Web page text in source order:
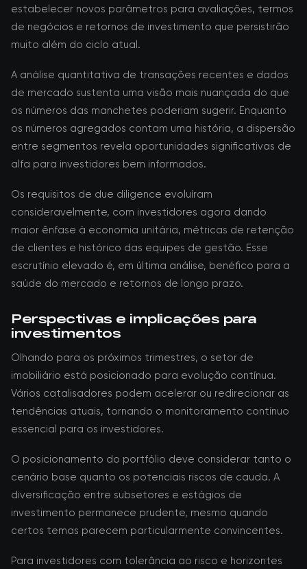
estabelecer novos parâmetros para avaliações, termos
de negócios e retornos de investimento que persistirão
muito além do ciclo atual.
A análise quantitativa de transações recentes e dados
de mercado sustenta uma visão mais nuançada do que
os números das manchetes poderiam sugerir. Enquanto
os números agregados contam uma história, a dispersão
entre segmentos revela oportunidades significativas de
alfa para investidores bem informados.
Os requisitos de due diligence evoluíram
consideravelmente, com investidores agora dando
maior ênfase à economia unitária, métricas de retenção
de clientes e histórico das equipes de gestão. Esse
escrutínio elevado é, em última análise, benéfico para a
saúde do mercado e retornos de longo prazo.
Perspectivas e implicações para
investimentos
Olhando para os próximos trimestres, o setor de
imobiliário está posicionado para evolução contínua.
Vários catalisadores podem acelerar ou redirecionar as
tendências atuais, tornando o monitoramento contínuo
essencial para os investidores.
O posicionamento do portfólio deve considerar tanto o
cenário base quanto os potenciais riscos de cauda. A
diversificação entre subsetores e estágios de
investimento permanece prudente, mesmo quando
certos temas parecem particularmente convincentes.
Para investidores com tolerância ao risco e horizontes